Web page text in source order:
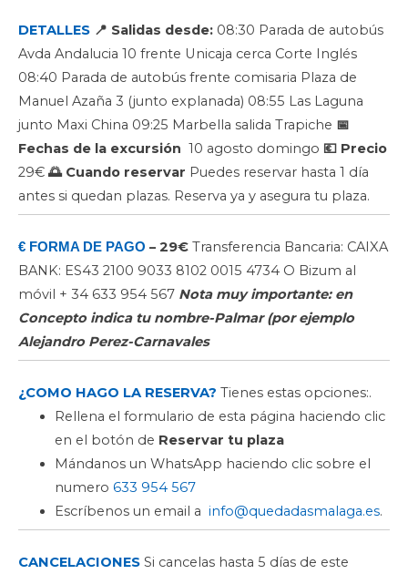
DETALLES 📍 Salidas desde: 08:30 Parada de autobús
Avda Andalucia 10 frente Unicaja cerca Corte Inglés
08:40 Parada de autobús frente comisaria Plaza de
Manuel Azaña 3 (junto explanada) 08:55 Las Laguna
junto Maxi China 09:25 Marbella salida Trapiche 📅
Fechas de la excursión 10 agosto domingo 💶 Precio
29€ 🌅 Cuando reservar Puedes reservar hasta 1 día
antes si quedan plazas. Reserva ya y asegura tu plaza.
€ FORMA DE PAGO – 29€ Transferencia Bancaria: CAIXA
BANK: ES43 2100 9033 8102 0015 4734 O Bizum al
móvil + 34 633 954 567 Nota muy importante: en
Concepto indica tu nombre-Palmar (por ejemplo
Alejandro Perez-Carnavales
¿COMO HAGO LA RESERVA? Tienes estas opciones:.
Rellena el formulario de esta página haciendo clic
en el botón de Reservar tu plaza
Mándanos un WhatsApp haciendo clic sobre el
numero 633 954 567
Escríbenos un email a info@quedadasmalaga.es.
CANCELACIONES Si cancelas hasta 5 días de este